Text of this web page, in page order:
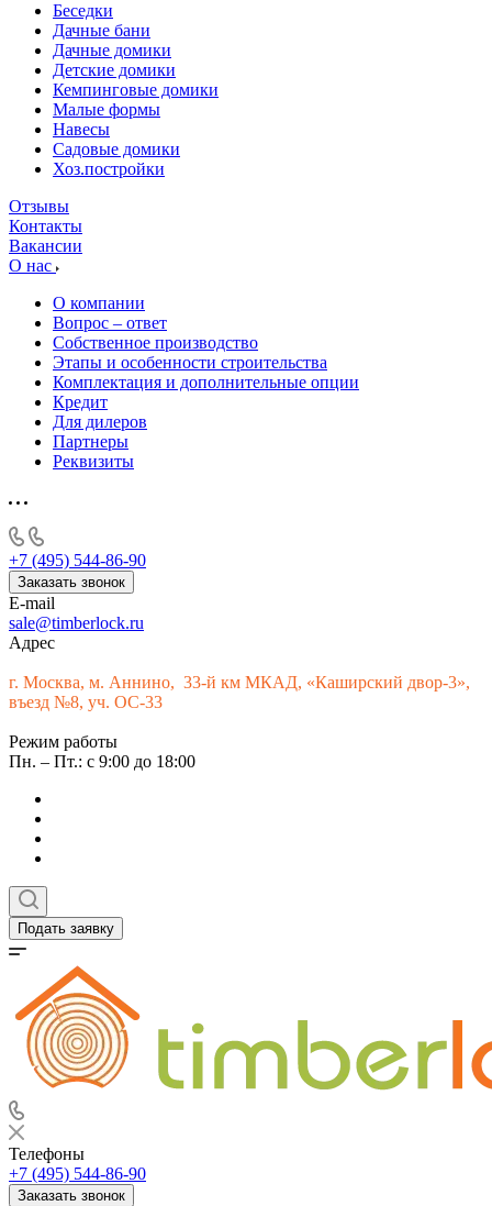
Беседки
Дачные бани
Дачные домики
Детские домики
Кемпинговые домики
Малые формы
Навесы
Садовые домики
Хоз.постройки
Отзывы
Контакты
Вакансии
О нас
О компании
Вопрос – ответ
Собственное производство
Этапы и особенности строительства
Комплектация и дополнительные опции
Кредит
Для дилеров
Партнеры
Реквизиты
+7 (495) 544-86-90
Заказать звонок
E-mail
sale@timberlock.ru
Адрес
г. Москва, м. Аннино, 33-й км МКАД, «Каширский двор-3»,
въезд №8, уч. ОС-33
Режим работы
Пн. – Пт.: с 9:00 до 18:00
Подать заявку
Телефоны
+7 (495) 544-86-90
Заказать звонок